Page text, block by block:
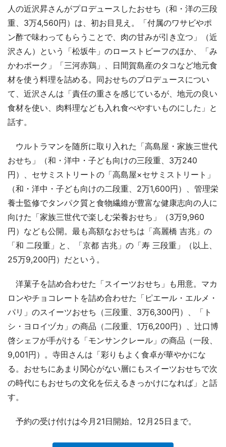
人の近沢昇さんがプロデュースしたおせち（和・洋の三段
重、3万4,560円）は、初お目見え。「付属のワサビやポ
ン酢で味わってもらうことで、肉の甘みが引き立つ」（近
沢さん）という「松坂牛」のローストビーフのほか、「み
かわポーク」「三河赤鶏」、日間賀島産のタコなど地元食
材を使う料理を詰める。同おせちのプロデュースについ
て、近沢さんは「責任の重さを感じているが、地元の良い
食材を使い、肉料理なども入れ食べやすいものにした」と
話す。
ウルトラマンを随所に取り入れた「高島屋・家族三世代
おせち」（和・洋中・子ども向けの三段重、3万240
円）、セサミストリートの「高島屋×セサミストリート」
（和・洋中・子ども向けの二段重、2万1,600円）、管理栄
養士監修でタンパク質と食物繊維が豊富な健康志向の人に
向けた「家族三世代で楽しむ栄養おせち」（3万9,960
円）なども公開。最も高額なおせちは「高麗橋 吉兆」の
「和 二段重」と、「京都 吉兆」の「寿 三段重」（以上、
25万9,200円）だという。
洋菓子を詰め合わせた「スイーツおせち」も用意。マカ
ロンやチョコレートを詰め合わせた「ピエール・エルメ・
パリ」のスイーツおせち（三段重、3万6,300円）、「ト
シ・ヨロイヅカ」の商品（二段重、1万6,200円）、辻口博
啓シェフが手がける「モンサンクレール」の商品（一段、
9,001円）。寺田さんは「彩りもよく食卓が華やかにな
る。おせちにあまり関心がない層にもスイーツおせちで次
の時代にもおせちの文化を伝えるきっかけになれば」と話
す。
予約の受け付けは今月21日開始。12月25日まで。